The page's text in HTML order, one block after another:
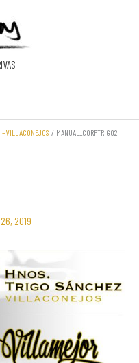
– VILLACONEJOS MANUAL_CORPTRIGO2
2019